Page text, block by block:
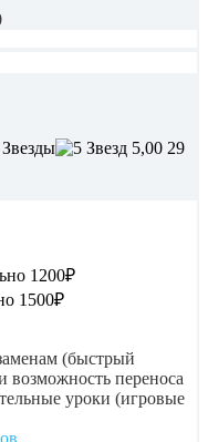
5,00 29
1200₽
1500₽
(быстрый
возможность переноса
уроки (игровые